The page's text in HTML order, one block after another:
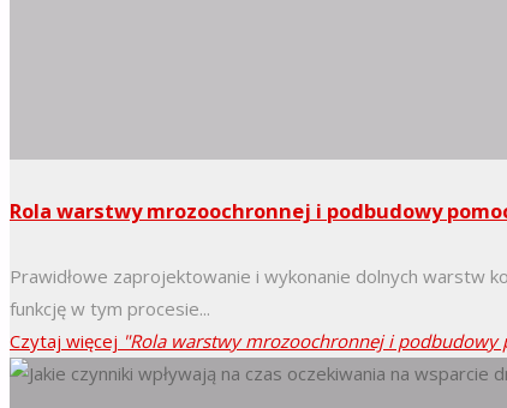
Rola warstwy mrozoochronnej i podbudowy
Prawidłowe zaprojektowanie i wykonanie dolnych warstw
funkcję w tym procesie...
Czytaj więcej "Rola warstwy mrozoochronnej i podbudowy